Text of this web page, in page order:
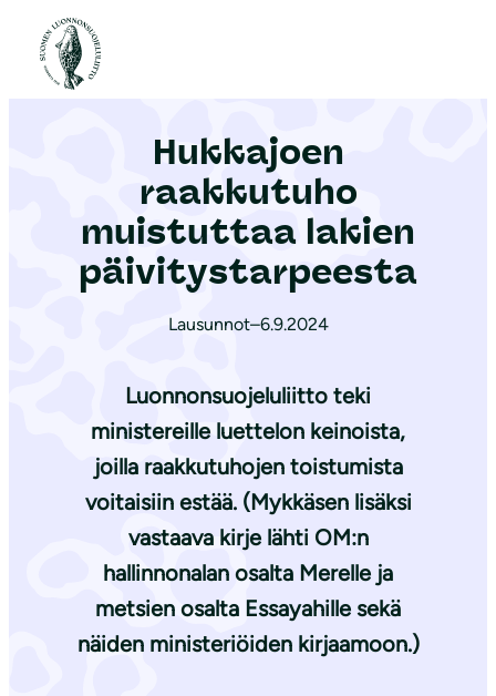
Etusivu
Hukkajoen
raakkutuho
muistuttaa lakien
päi­vi­tys­tar­pees­ta
Lausunnot–6.9.2024
Luonnonsuojeluliitto teki
ministereille luettelon keinoista,
joilla raakkutuhojen toistumista
voitaisiin estää. (Mykkäsen lisäksi
vastaava kirje lähti OM:n
hallinnonalan osalta Merelle ja
metsien osalta Essayahille sekä
näiden ministeriöiden kirjaamoon.)